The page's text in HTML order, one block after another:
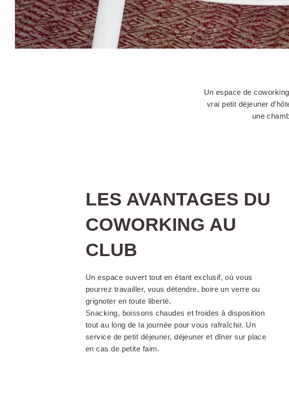
Un espace de
vrai petit déjeuner
une
LES AVANTAGES DU
COWORKING AU
CLUB
Un espace ouvert tout en étant exclusif, où vous
pourrez travailler, vous détendre, boire un verre ou
grignoter en toute liberté.
Snacking, boissons chaudes et froides à disposition
tout au long de la journée pour vous rafraîchir. Un
service de petit déjeuner, déjeuner et dîner sur place
en cas de petite faim.
LES
Réception ouverte 24h/24